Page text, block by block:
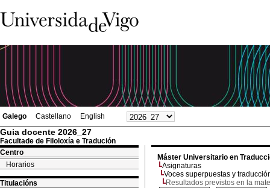
Galego Castellano English
Guia docente 2026_27
Facultade de Filoloxía e Tradución
Centro
Horarios
Titulacións
Máster Universitario en
Asignaturas
Voces superpuestas y
Resultados previstos en la